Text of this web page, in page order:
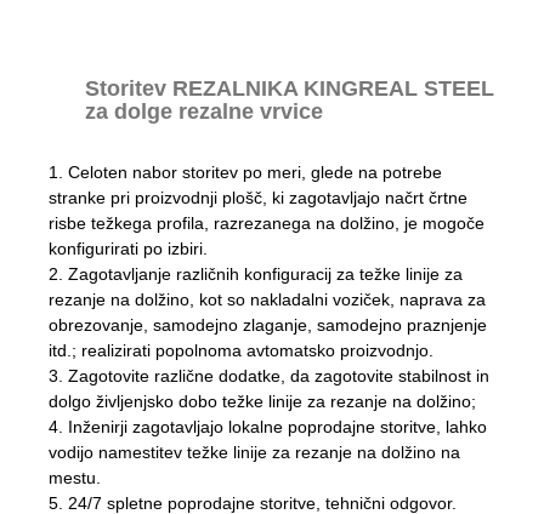
Storitev REZALNIKA KINGREAL STEEL
za dolge rezalne vrvice
1. Celoten nabor storitev po meri, glede na potrebe
stranke pri proizvodnji plošč, ki zagotavljajo načrt črtne
risbe težkega profila, razrezanega na dolžino, je mogoče
konfigurirati po izbiri.
2. Zagotavljanje različnih konfiguracij za težke linije za
rezanje na dolžino, kot so nakladalni voziček, naprava za
obrezovanje, samodejno zlaganje, samodejno praznjenje
itd.; realizirati popolnoma avtomatsko proizvodnjo.
3. Zagotovite različne dodatke, da zagotovite stabilnost in
dolgo življenjsko dobo težke linije za rezanje na dolžino;
4. Inženirji zagotavljajo lokalne poprodajne storitve, lahko
vodijo namestitev težke linije za rezanje na dolžino na
mestu.
5. 24/7 spletne poprodajne storitve, tehnični odgovor.